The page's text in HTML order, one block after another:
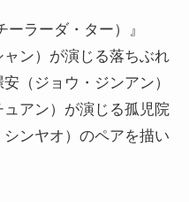
ーラーダ・ター）』
ン）が演じる落ちぶれ
（ジョウ・ジンアン）
アン）が演じる孤児院
ンヤオ）のペアを描い